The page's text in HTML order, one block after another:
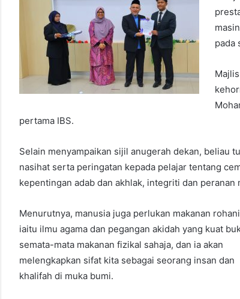
pada
pertama IBS.
Selain menyampaikan sijil anugerah dekan, beliau
nasihat serta peringatan kepada pelajar tentang
kepentingan adab dan akhlak, integriti dan
Menurutnya, manusia juga perlukan makanan rohani
iaitu ilmu agama dan pegangan akidah yang kuat
semata-mata makanan fizikal sahaja, dan ia akan
melengkapkan sifat kita sebagai seorang insan dan
khalifah di muka bumi.